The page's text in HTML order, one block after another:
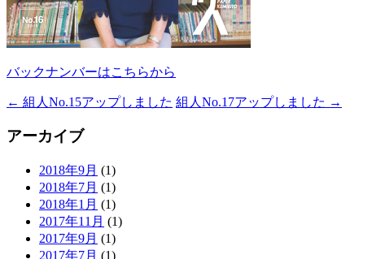
バックナンバーはこちらから
投
稿
← 組人No.15アップしました 組人No.17アップしました →
アーカイブ
2018年9月 (1)
2018年7月 (1)
2018年1月 (1)
2017年11月 (1)
2017年9月 (1)
2017年7月 (1)